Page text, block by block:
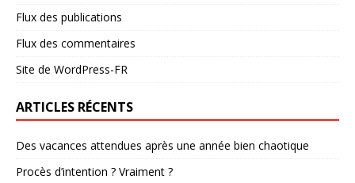
Flux des publications
Flux des commentaires
Site de WordPress-FR
ARTICLES RÉCENTS
Des vacances attendues après une année bien chaotique
Procès d’intention ? Vraiment ?